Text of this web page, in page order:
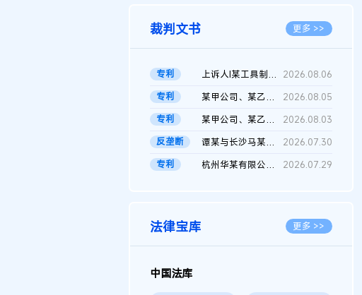
裁判文书 更多 >>
专利 上诉人I某工具制品有限公司与被上诉人程某及一审被告中华人民共和...
2026.08.06
专利
某甲公司、某乙公司、某丙公司申请诉前行为保全复议裁定书
2026.08.05
专利
某甲公司、某乙公司、官某与某丙公司专利申请权权属纠纷 二审判决...
2026.08.03
反垄断
谭某与长沙马某堆农产品股份有限公司滥用市场支配地位纠纷二审裁...
2026.07.30
专利
杭州华某有限公司与菲某有限公司侵害发明专利权纠纷 2026.07.29
法律宝库 更多 >>
中国法库